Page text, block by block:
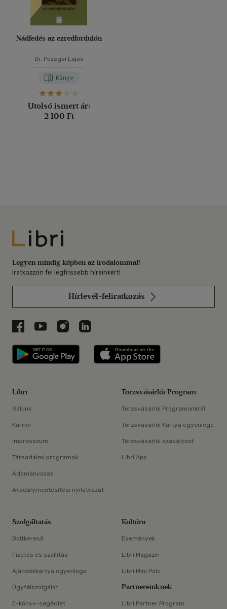
Nádfedés az ezredfordulón
Dr. Pozsgai Lajos
Könyv
Utolsó ismert ár:
2 100 Ft
Libri
Legyen mindig képben az irodalommal!
Iratkozzon fel legfrissebb híreinkért!
Hírlevél-feliratkozás
Libri a Facebookon
Libri a Youtube-on
Libri az Instagramon
Libri a LinkedInen
Libri applikáció Szerezd meg: Google
Libri
Rólunk
Karrier
Impresszum
Társadalmi programok
Adományozás
Akadálymentesítési nyilatkozat
Törzsvásárlói Program
Törzsvásárlói Programunkról
Törzsvásárlói Kártya egyenlege
Törzsvásárlói szabályzat
Libri App
Szolgáltatás
Boltkereső
Fizetés és szállítás
Ajándékkártya egyenlege
Ügyfélszolgálat
E-könyv-segédlet
Kultúra
Események
Libri Magazin
Libri Mini Polc
Partnereinknek
Libri Partner Program